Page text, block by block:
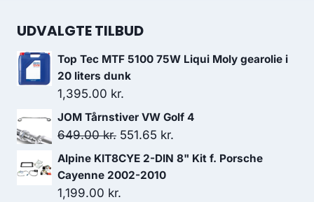
UDVALGTE TILBUD
Top Tec MTF 5100 75W Liqui Moly gearolie i
20 liters dunk
1,395.00 kr.
JOM Tårnstiver VW Golf 4
649.00kr. Den
oprindelige
pris
551.65 kr.
aktuelle
Alpine KIT8CYE 2-DIN 8" Kit f. Porsche
Cayenne 2002-2010
1,199.00 kr.